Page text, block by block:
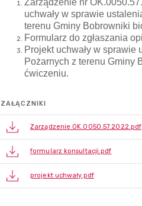
ZAŁĄCZNIKI
Zarządzenie OK.0050.57.2022.pdf
formularz konsultacji.pdf
projekt uchwały.pdf